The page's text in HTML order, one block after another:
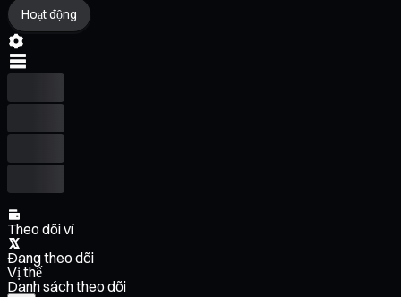
Hoạt động
Theo dõi ví
Đang theo dõi
Vị thế
Danh sách theo dõi